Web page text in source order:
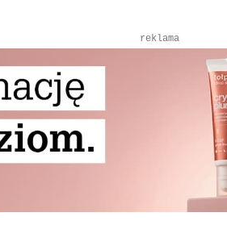
reklama